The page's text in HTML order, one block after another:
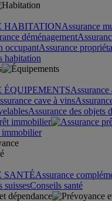
HABITATIONAssurance
déménagement
occupantAssurance
habitation
ÉQUIPEMENTSAssurance
cave à vins
Assurance des objets
immobilier
SANTÉAssurance
suissesConseils santé